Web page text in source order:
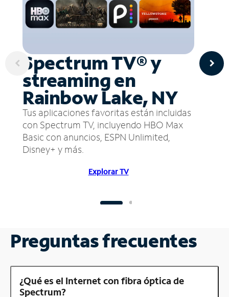
Spectrum TV® y
streaming en
Rainbow Lake, NY
Tus aplicaciones favoritas están incluidas
con Spectrum TV, incluyendo HBO Max
Basic con anuncios, ESPN Unlimited,
Disney+ y más.
Explorar TV
Preguntas frecuentes
¿Qué es el Internet con fibra óptica de
Spectrum?